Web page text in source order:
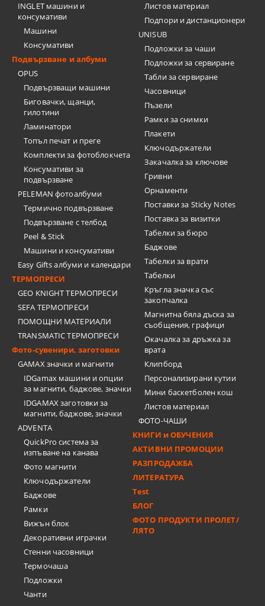
INGLET машини и
консумативи
Машини
Консумативи
Подвързване и албуми
OPUS
Подвързващи машини
Биговачки, щанци,
гилотини
Ламинатори
Топъл печат и преге
Комплекти за фотоблокчета
Консумативи за
подвързване
PELEMAN фотоалбуми
Термично подвързване
Подвързване с телбод
Peel & Stick
Машини и консумативи
Easy Gifts албуми и календари
ТЕРМОПРЕСИ
GEO KNIGHT ТЕРМОПРЕСИ
SEFA ТЕРМОПРЕСИ
ПОМОЩНИ МАТЕРИАЛИ
TRANSMATIC ТЕРМОПРЕСИ
Фото-сувенири, заготовки
GAMAX значки и магнити
IDGamax машини и опции
за магнити, баджове, значки
IDGAMAX заготовки за
магнити, баджове, значки
ADVENTA
QuickPro система за
изпъване на канава
Фото магнити
Ключодържатели
Баджове
Рамки
Вижън блок
Декоративни играчки
Стенни часовници
Термочашa
Подложки
Чанти
Листов материал
Подпори и дистанционери
UNISUB
Подложки за чаши
Подложки за сервиране
Табли за сервиране
Часовници
Пъзели
Рамки за снимки
Плакети
Ключодържатели
Закачалка за ключове
Гривни
Орнаменти
Поставки за Sticky Notes
Поставка за визитки
Tабелки за бюро
Баджове
Табелки за врати
Табелки
Кръгла значка със
закопчалка
Магнитна бяла дъска за
съобщения, графици
Окачалка за дръжка за
врата
Клипборд
Персонализирани кутии
Мини баскетболен кош
Листов материал
ФОТО-ЧАШИ
КНИГИ и ОБУЧЕНИЯ
АКТИВНИ ПРОМОЦИИ
РАЗПРОДАЖБА
ЛИТЕРАТУРА
Test
БЛОГ
ФОТО ПРОДУКТИ ПРОЛЕТ/
ЛЯТО